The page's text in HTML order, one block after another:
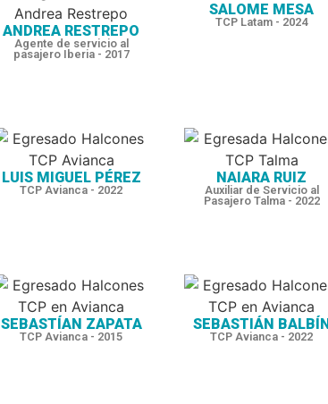
ANDREA RESTREPO
Agente de servicio al
pasajero Iberia - 2017
SALOME MESA
TCP Latam - 2024
LUIS MIGUEL PÉREZ
TCP Avianca - 2022
NAIARA RUIZ
Auxiliar de Servicio al
Pasajero Talma - 2022
SEBASTÍAN ZAPATA
TCP Avianca - 2015
SEBASTIÁN BALBÍN
TCP Avianca - 2022